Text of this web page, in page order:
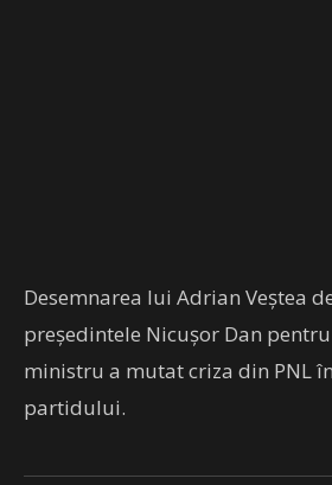
Desemnarea lui Adrian Veștea
președintele Nicușor Dan
ministru a mutat criza din PNL
partidului.